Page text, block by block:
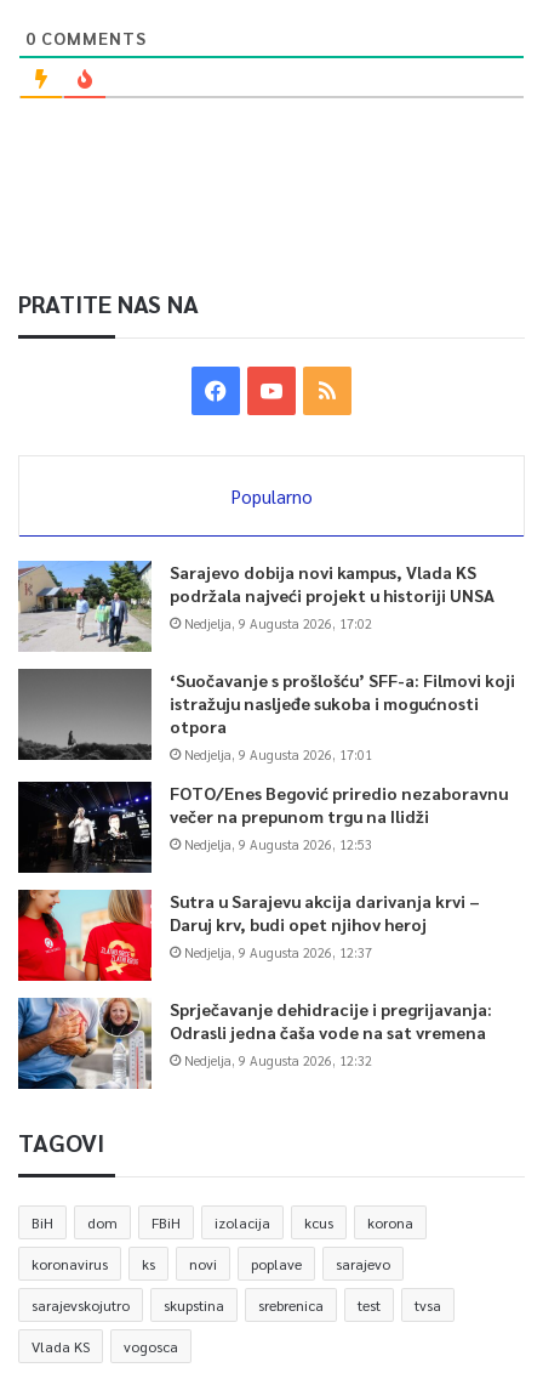
0 COMMENTS
PRATITE NAS NA
Popularno
Sarajevo dobija novi kampus, Vlada KS
podržala najveći projekt u historiji UNSA
Nedjelja, 9 Augusta 2026, 17:02
‘Suočavanje s prošlošću’ SFF-a: Filmovi koji
istražuju nasljeđe sukoba i mogućnosti
otpora
Nedjelja, 9 Augusta 2026, 17:01
FOTO/Enes Begović priredio nezaboravnu
večer na prepunom trgu na Ilidži
Nedjelja, 9 Augusta 2026, 12:53
Sutra u Sarajevu akcija darivanja krvi –
Daruj krv, budi opet njihov heroj
Nedjelja, 9 Augusta 2026, 12:37
Sprječavanje dehidracije i pregrijavanja:
Odrasli jedna čaša vode na sat vremena
Nedjelja, 9 Augusta 2026, 12:32
TAGOVI
BiH dom FBiH izolacija kcus korona
koronavirus ks novi poplave sarajevo
sarajevskojutro skupstina srebrenica test tvsa
Vlada KS vogosca